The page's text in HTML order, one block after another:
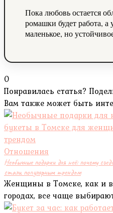
Пока любовь остается
ромашки будет работа, а
маленькое, но
0
Понравилась статья?
Вам также может быть
Отношения
Необычные подарки для неё: почему
стали популярным трендом
Женщины в Томске, как и
городах, все чаще